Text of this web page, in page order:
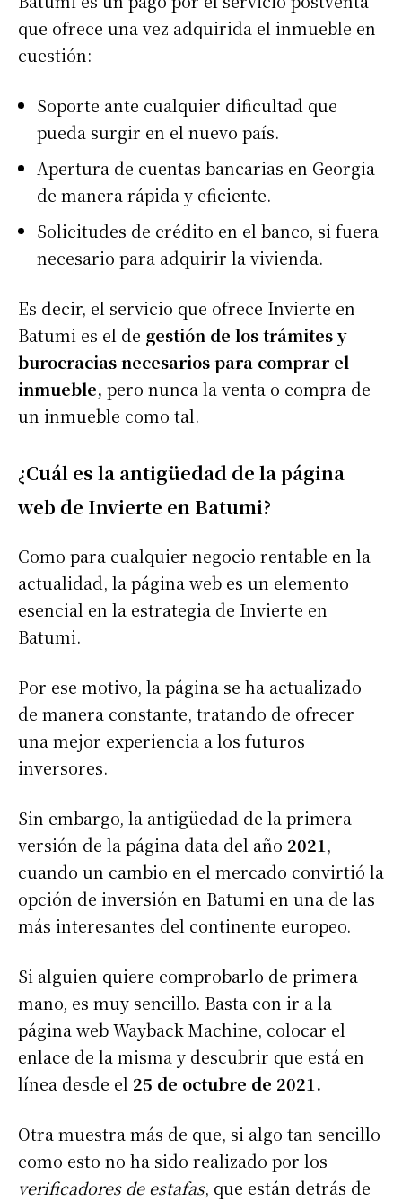
que ofrece una vez adquirida el inmueble en
cuestión:
Soporte ante cualquier dificultad que
pueda surgir en el nuevo país.
Apertura de cuentas bancarias en Georgia
de manera rápida y eficiente.
Solicitudes de crédito en el banco, si fuera
necesario para adquirir la vivienda.
Es decir, el servicio que ofrece Invierte en
Batumi es el de gestión de los trámites y
burocracias necesarios para comprar el
inmueble, pero nunca la venta o compra de
un inmueble como tal.
¿Cuál es la antigüedad de la página
web de Invierte en Batumi?
Como para cualquier negocio rentable en la
actualidad, la página web es un elemento
esencial en la estrategia de Invierte en
Batumi.
Por ese motivo, la página se ha actualizado
de manera constante, tratando de ofrecer
una mejor experiencia a los futuros
inversores.
Sin embargo, la antigüedad de la primera
versión de la página data del año 2021 ,
cuando un cambio en el mercado convirtió la
opción de inversión en Batumi en una de las
más interesantes del continente europeo.
Si alguien quiere comprobarlo de primera
mano, es muy sencillo. Basta con ir a la
página web Wayback Machine, colocar el
enlace de la misma y descubrir que está en
línea desde el 25 de octubre de 2021.
Otra muestra más de que, si algo tan sencillo
como esto no ha sido realizado por los
verificadores de estafas, que están detrás de